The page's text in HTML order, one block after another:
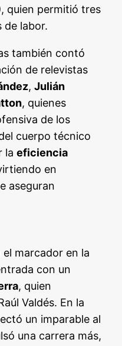
, quien permitió tres
de labor.
también contó
de relevistas
,Julián
, quienes
de los
cuerpo técnico
laeficiencia
en
aseguran
el marcador en la
con un
, quien
Valdés. En la
un imparable al
una carrera más,